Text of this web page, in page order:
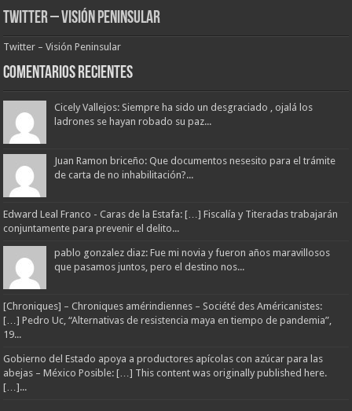
Twitter – Visión Peninsular
Twitter – Visión Peninsular
Comentarios Recientes
Cicely Vallejos: Siempre ha sido un desgraciado , ojalá los
ladrones se hayan robado su paz...
Juan Ramon briceño: Que documentos nesesito para el trámite
de carta de no inhabilitación?...
Edward Leal Franco - Caras de la Estafa: […] Fiscalía y Titeradas trabajarán
conjuntamente para prevenir el delito...
pablo gonzalez diaz: Fue mi novia y fueron años maravillosos
que pasamos juntos, pero el destino nos...
[Chroniques] – Chroniques amérindiennes – Société des Américanistes:
[…] Pedro Uc, “Alternativas de resistencia maya en tiempo de pandemia”,
19...
Gobierno del Estado apoya a productores apícolas con azúcar para las
abejas – México Posible: […] This content was originally published here.
[…]...